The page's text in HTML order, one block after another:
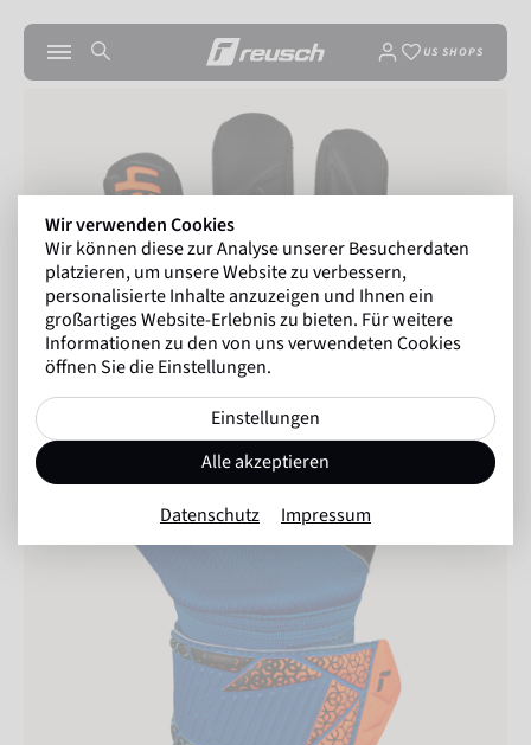
US SHOPS
Wir verwenden Cookies
Wir können diese zur Analyse unserer Besucherdaten
platzieren, um unsere Website zu verbessern,
personalisierte Inhalte anzuzeigen und Ihnen ein
großartiges Website-Erlebnis zu bieten. Für weitere
Informationen zu den von uns verwendeten Cookies
öffnen Sie die Einstellungen.
Einstellungen
Alle akzeptieren
Datenschutz Impressum